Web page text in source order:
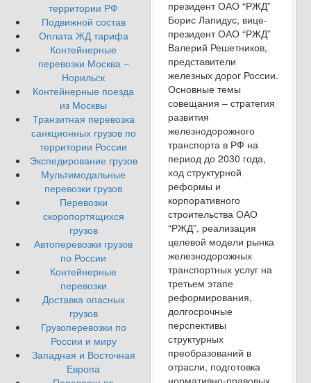
территории РФ
Подвижной состав
Оплата ЖД тарифа
Контейнерные
перевозки Москва –
Норильск
Контейнерные поезда
из Москвы
Транзитная перевозка
санкционных грузов по
территории России
Экспедирование грузов
Мультимодальные
перевозки грузов
Перевозки
скоропортящихся
грузов
Автоперевозки грузов
по России
Контейнерные
перевозки
Доставка опасных
грузов
Грузоперевозки по
России и миру
Западная и Восточная
Европа
президент ОАО “РЖД”
Борис Лапидус, вице-
президент ОАО “РЖД”
Валерий Решетников,
представители
железных дорог России.
Основные темы
совещания – стратегия
развития
железнодорожного
транспорта в РФ на
период до 2030 года,
ход структурной
реформы и
корпоративного
строительства ОАО
“РЖД”, реализация
целевой модели рынка
железнодорожных
транспортных услуг на
третьем этапе
реформирования,
долгосрочные
перспективы
структурных
преобразований в
отрасли, подготовка
нормативно-правовых